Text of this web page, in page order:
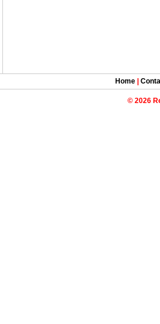
Home|
© 2026